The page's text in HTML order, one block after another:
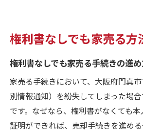
権利書なしでも家売る方
権利書なしでも家売る手続きの進
家売る手続きにおいて、大阪府門真
別情報通知）を紛失してしまった場
です。なぜなら、権利書がなくても
証明ができれば、売却手続きを進め